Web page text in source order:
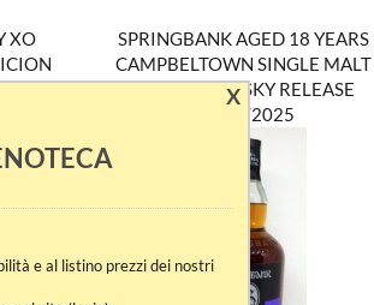
XO
SPRINGBANK AGED 18 YEARS
CAMPBELTOWN SINGLE MALT
SCOTCH WHISKY RELEASE
08/12/2025
X
e al listino prezzi dei nostri